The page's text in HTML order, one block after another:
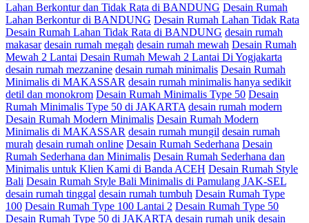
Lahan Berkontur dan Tidak Rata di BANDUNG Desain Rumah
Lahan Berkontur di BANDUNG Desain Rumah Lahan Tidak Rata
Desain Rumah Lahan Tidak Rata di BANDUNG desain rumah
makasar desain rumah megah desain rumah mewah Desain Rumah
Mewah 2 Lantai Desain Rumah Mewah 2 Lantai Di Yogjakarta
desain rumah mezzanine desain rumah minimalis Desain Rumah
Minimalis di MAKASSAR desain rumah minimalis hanya sedikit
detil dan monokrom Desain Rumah Minimalis Type 50 Desain
Rumah Minimalis Type 50 di JAKARTA desain rumah modern
Desain Rumah Modern Minimalis Desain Rumah Modern
Minimalis di MAKASSAR desain rumah mungil desain rumah
murah desain rumah online Desain Rumah Sederhana Desain
Rumah Sederhana dan Minimalis Desain Rumah Sederhana dan
Minimalis untuk Klien Kami di Banda ACEH Desain Rumah Style
Bali Desain Rumah Style Bali Minimalis di Pamulang JAK-SEL
desain rumah tinggal desain rumah tumbuh Desain Rumah Type
100 Desain Rumah Type 100 Lantai 2 Desain Rumah Type 50
Desain Rumah Type 50 di JAKARTA desain rumah unik desain